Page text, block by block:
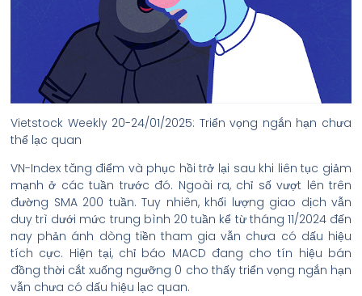
Vietstock Weekly 20-24/01/2025: Triển vọng ngắn hạn chưa
thể lạc quan
VN-Index tăng điểm và phục hồi trở lại sau khi liên tục giảm
mạnh ở các tuần trước đó. Ngoài ra, chỉ số vượt lên trên
đường SMA 200 tuần. Tuy nhiên, khối lượng giao dịch vẫn
duy trì dưới mức trung bình 20 tuần kể từ tháng 11/2024 đến
nay phản ánh dòng tiền tham gia vẫn chưa có dấu hiệu
tích cực. Hiện tại, chỉ báo MACD đang cho tín hiệu bán
đồng thời cắt xuống ngưỡng 0 cho thấy triển vọng ngắn hạn
vẫn chưa có dấu hiệu lạc quan.